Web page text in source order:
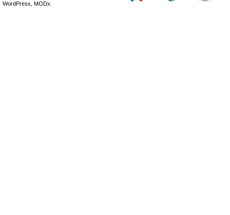
WordPress, MODx.